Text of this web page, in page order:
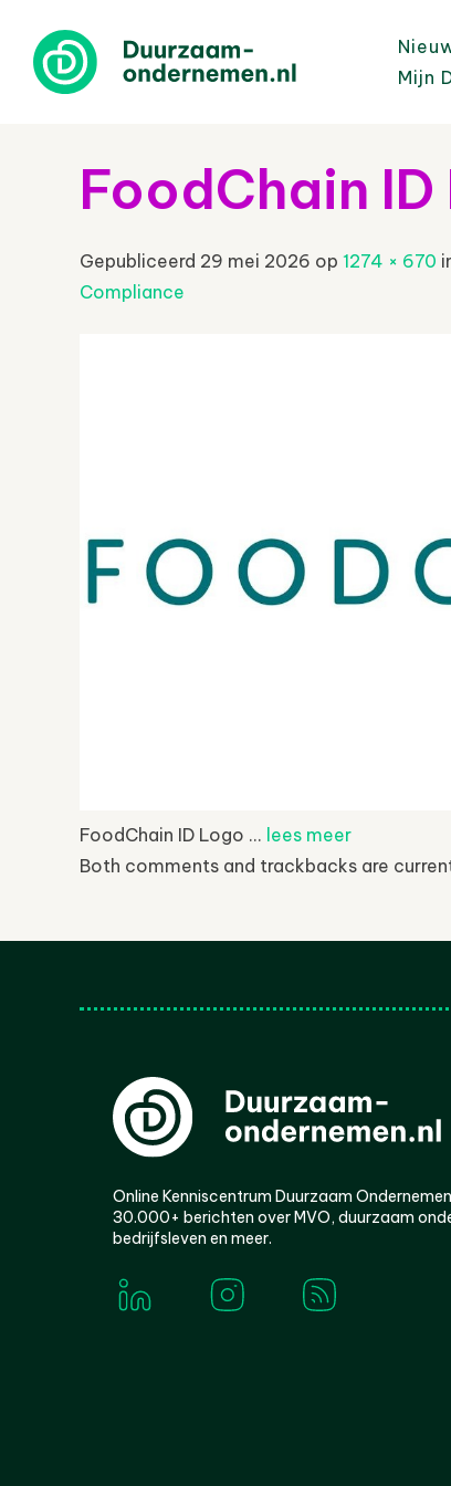
Mijn
FoodChain
Gepubliceerd 29 mei 2026 op 1274 × 670
Compliance
FoodChain ID Logo ... lees meer
Both comments and trackbacks are
Online Kenniscentrum Duurzaam
30.000+ berichten over MVO, duurzaam
bedrijfsleven en meer.